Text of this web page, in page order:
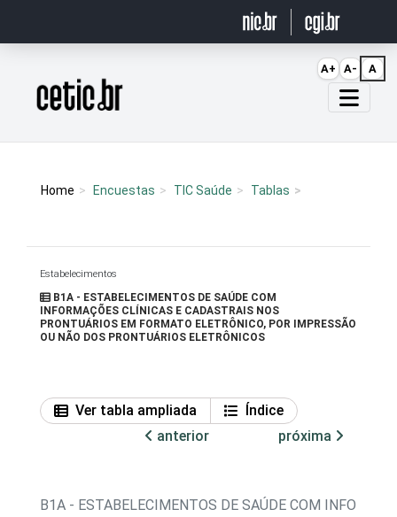
Página inicial
Home Encuestas TIC Saúde Tablas
Estabelecimentos
B1A - ESTABELECIMENTOS DE SAÚDE COM
INFORMAÇÕES CLÍNICAS E CADASTRAIS NOS
PRONTUÁRIOS EM FORMATO ELETRÔNICO, POR IMPRESSÃO
OU NÃO DOS PRONTUÁRIOS ELETRÔNICOS
Ver tabla ampliada
Índice
anterior
próxima
B1A - ESTABELECIMENTOS DE SAÚDE COM
A+ A- A